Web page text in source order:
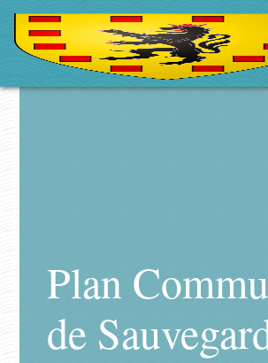
Plan
de